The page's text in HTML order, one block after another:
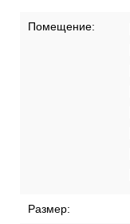
Помещение:
Размер: